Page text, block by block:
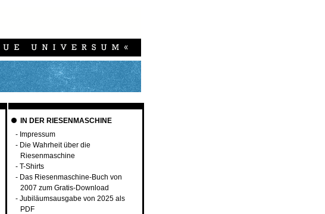
IN DER RIESENMASCHINE
- Impressum
- Die Wahrheit über die
Riesenmaschine
-T-Shirts
- Das Riesenmaschine-Buch von
2007 zum Gratis-Download
-Jubiläumsausgabe von 2025 als
PDF